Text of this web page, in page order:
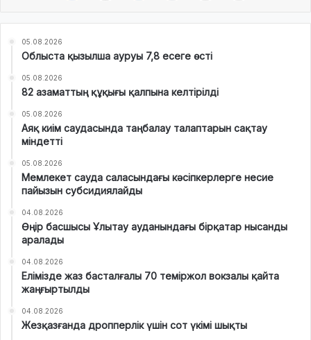
05.08.2026
Облыста қызылша ауруы 7,8 есеге өсті
05.08.2026
82 азаматтың құқығы қалпына келтірілді
05.08.2026
Аяқ киім саудасында таңбалау талаптарын сақтау
міндетті
05.08.2026
Мемлекет сауда саласындағы кәсіпкерлерге несие
пайызын субсидиялайды
04.08.2026
Өңір басшысы Ұлытау ауданындағы бірқатар нысанды
аралады
04.08.2026
Елімізде жаз басталғалы 70 теміржол вокзалы қайта
жаңғыртылды
04.08.2026
Жезқазғанда дропперлік үшін сот үкімі шықты